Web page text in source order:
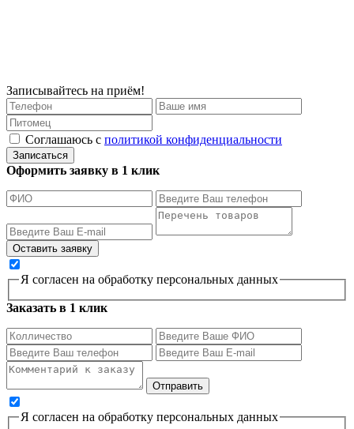
Записывайтесь на приём!
Соглашаюсь с политикой конфиденциальности
Записаться
Оформить заявку в 1 клик
Я согласен на обработку персональных данных
Заказать в 1 клик
Я согласен на обработку персональных данных